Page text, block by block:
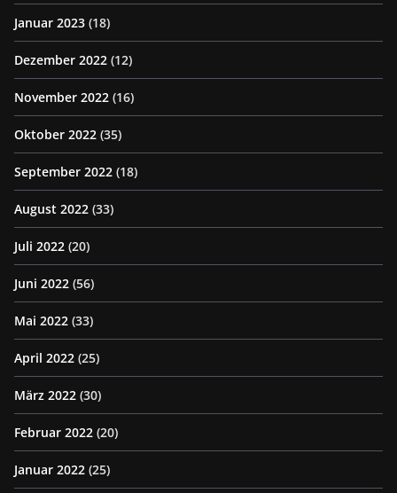
Januar 2023 (18)
Dezember 2022 (12)
November 2022 (16)
Oktober 2022 (35)
September 2022 (18)
August 2022 (33)
Juli 2022 (20)
Juni 2022 (56)
Mai 2022 (33)
April 2022 (25)
März 2022 (30)
Februar 2022 (20)
Januar 2022 (25)